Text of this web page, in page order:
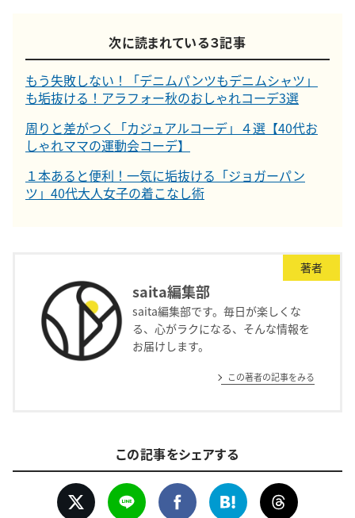
次に読まれている３記事
もう失敗しない！「デニムパンツもデニムシャツ」
も垢抜ける！アラフォー秋のおしゃれコーデ3選
周りと差がつく「カジュアルコーデ」４選【40代お
しゃれママの運動会コーデ】
１本あると便利！一気に垢抜ける「ジョガーパン
ツ」40代大人女子の着こなし術
著者
saita編集部
saita編集部です。毎日が楽しくな
る、心がラクになる、そんな情報を
お届けします。
この著者の記事をみる
この記事をシェアする